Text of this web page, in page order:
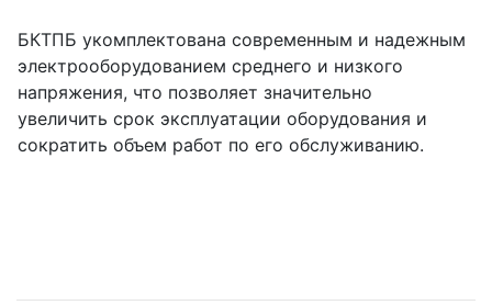
БКТПБ укомплектована современным и надежным
электрооборудованием среднего и низкого
напряжения, что позволяет значительно
увеличить срок эксплуатации оборудования и
сократить объем работ по его обслуживанию.